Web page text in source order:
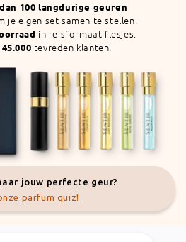
dan 100 langdurige geuren
je eigen set samen te stellen.
in reisformaat flesjes.
tevreden klanten.
jouw perfecte geur?
parfum quiz!